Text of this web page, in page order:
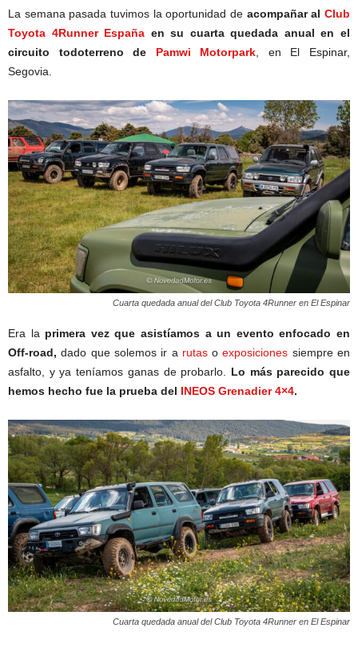
La semana pasada tuvimos la oportunidad de acompañar alClub
Toyota 4Runner España en su cuarta quedada anual en el
circuito todoterreno de Pamwi Motorpark , en El Espinar,
Segovia.
Cuarta quedada anual del Club Toyota 4Runner en El Espinar
Era la primera vez que asistíamos a un evento enfocado en
Off-road, dado que solemos ir a rutasoexposiciones siempre en
asfalto, y ya teníamos ganas de probarlo. Lo más parecido que
hemos hecho fue la prueba del INEOS Grenadier 4×4.
Cuarta quedada anual del Club Toyota 4Runner en El Espinar